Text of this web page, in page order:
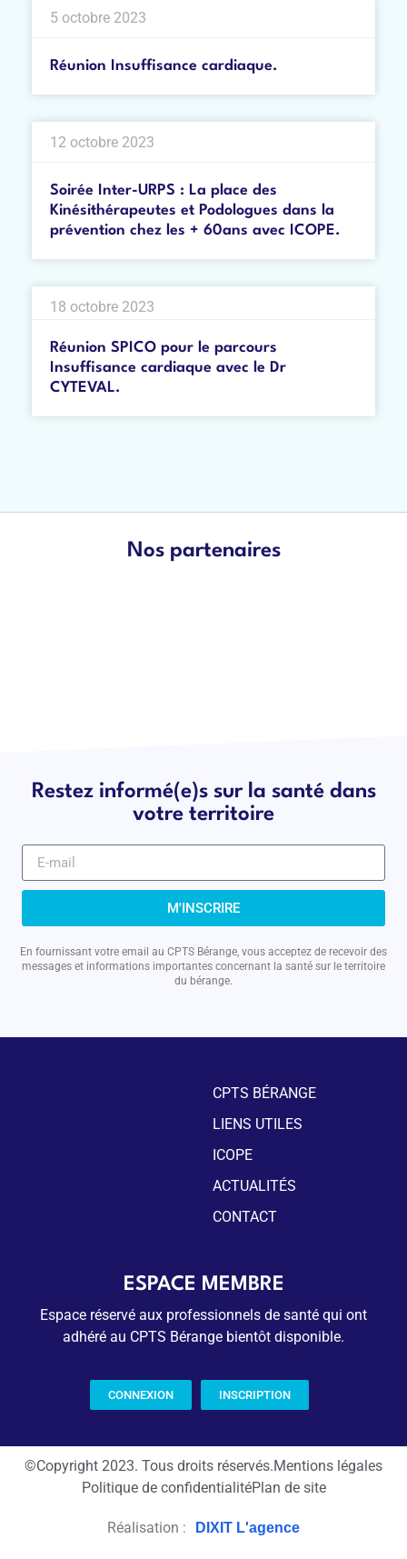
5 octobre 2023
Réunion Insuffisance cardiaque.
12 octobre 2023
Soirée Inter-URPS : La place des
Kinésithérapeutes et Podologues dans la
prévention chez les + 60ans avec ICOPE.
18 octobre 2023
Réunion SPICO pour le parcours
Insuffisance cardiaque avec le Dr
CYTEVAL.
Nos partenaires
Restez informé(e)s sur la santé dans
votre territoire
M'INSCRIRE
En fournissant votre email au CPTS Bérange, vous acceptez de recevoir des
messages et informations importantes concernant la santé sur le territoire
du bérange.
CPTS BÉRANGE
LIENS UTILES
ICOPE
ACTUALITÉS
CONTACT
ESPACE MEMBRE
Espace réservé aux professionnels de santé qui ont
adhéré au CPTS Bérange bientôt disponible.
CONNEXION INSCRIPTION
©Copyright 2023. Tous droits réservés.Mentions légales
Politique de confidentialitéPlan de site
Réalisation : DIXIT L'agence